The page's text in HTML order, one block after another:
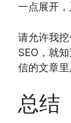
一点展开，
请允许我
SEO，就
信的文章里
总结